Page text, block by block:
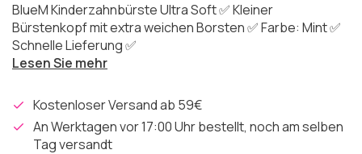
BlueM Kinderzahnbürste Ultra Soft ✅ Kleiner
Bürstenkopf mit extra weichen Borsten ✅ Farbe: Mint ✅
Schnelle Lieferung ✅
Lesen Sie mehr
Kostenloser Versand ab 59€
An Werktagen vor 17:00 Uhr bestellt, noch am selben
Tag versandt